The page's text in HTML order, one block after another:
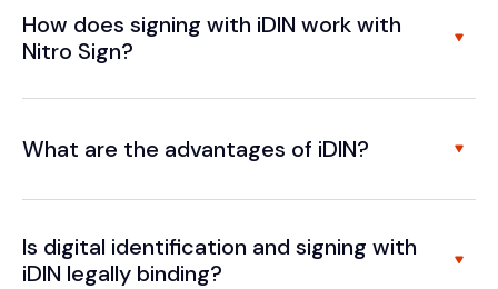
How does signing with iDIN work with
Nitro Sign?
What are the advantages of iDIN?
Is digital identification and signing with
iDIN legally binding?